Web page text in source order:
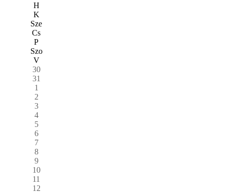
H
K
Sze
Cs
P
Szo
V
30
31
1
2
3
4
5
6
7
8
9
10
11
12